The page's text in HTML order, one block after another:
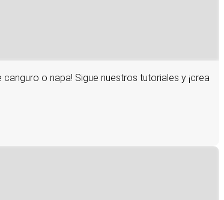
o napa! Sigue nuestros tutoriales y ¡crea